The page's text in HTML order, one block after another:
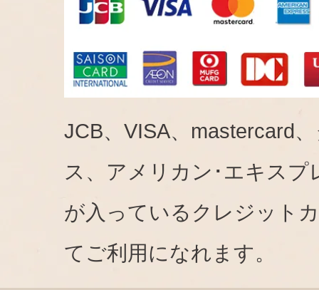
JCB、VISA、mastercard
ス、アメリカン･エキスプ
が入っているクレジット
てご利用になれます。